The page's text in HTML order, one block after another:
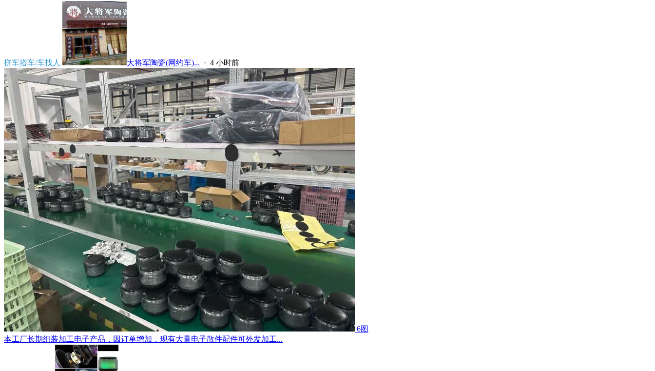
拼车搭车/车找人 大将军陶瓷(网约车)... · 4 小时前
6图
本工厂长期组装加工电子产品，因订单增加，现有大量电子散件配件可外发加工...